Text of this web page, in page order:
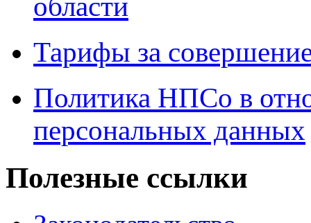
области
Тарифы за
Политика НПСо в
персональных данных
Полезные ссылки